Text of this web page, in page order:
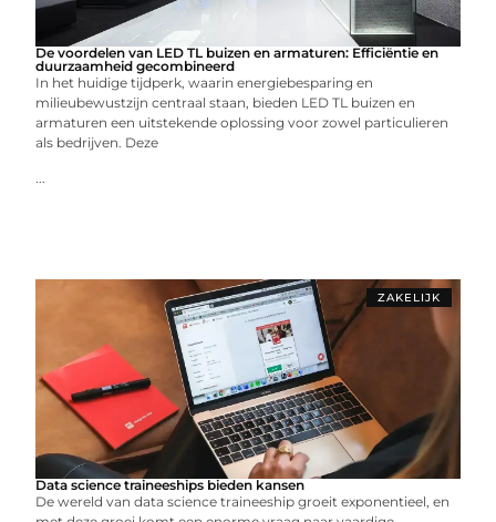
De voordelen van LED TL buizen en armaturen: Efficiëntie en
duurzaamheid gecombineerd
In het huidige tijdperk, waarin energiebesparing en
milieubewustzijn centraal staan, bieden LED TL buizen en
armaturen een uitstekende oplossing voor zowel particulieren
als bedrijven. Deze
...
ZAKELIJK
Data science traineeships bieden kansen
De wereld van data science traineeship groeit exponentieel, en